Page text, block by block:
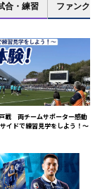
合・練習 ファンクラブ
戦 両チームサポーター感動
イドで練習見学をしよう！～